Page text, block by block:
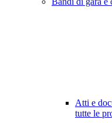
Atti e
tutte le